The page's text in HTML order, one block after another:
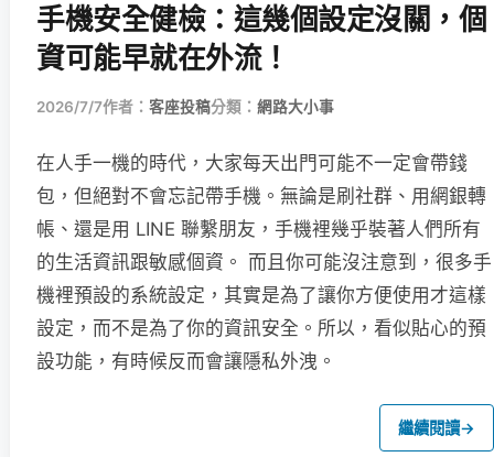
手機安全健檢：這幾個設定沒關，個
資可能早就在外流！
2026/7/7作者： 客座投稿分類： 網路大小事
在人手一機的時代，大家每天出門可能不一定會帶錢
包，但絕對不會忘記帶手機。無論是刷社群、用網銀轉
帳、還是用 LINE 聯繫朋友，手機裡幾乎裝著人們所有
的生活資訊跟敏感個資。 而且你可能沒注意到，很多手
機裡預設的系統設定，其實是為了讓你方便使用才這樣
設定，而不是為了你的資訊安全。所以，看似貼心的預
設功能，有時候反而會讓隱私外洩。
繼續閱讀→